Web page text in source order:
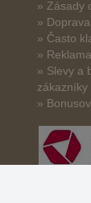
» Zásady
»
» Často
»
» Slevy a
zákazníky
»